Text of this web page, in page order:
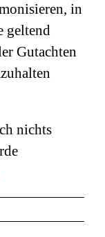
in
geltend
Gutachten
nichts